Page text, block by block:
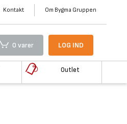
Kontakt Om Bygma Gruppen
0 varer LOG IND
Outlet